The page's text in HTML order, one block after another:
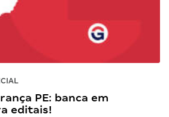
PE: banca em
editais!